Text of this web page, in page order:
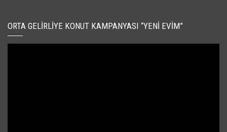
ORTA GELIRLIYE KONUT KAMPANYASI “YENI EVIM”